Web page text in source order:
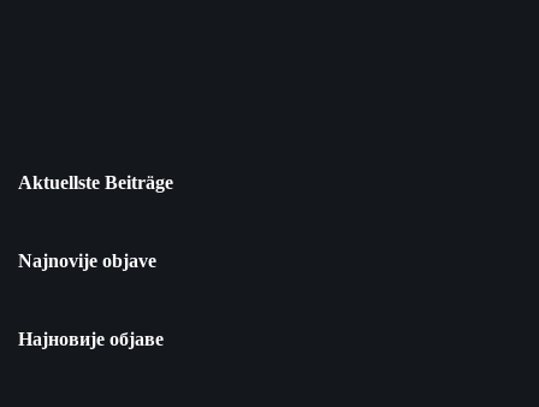
Aktuellste Beiträge
Najnovije objave
Најновије објаве